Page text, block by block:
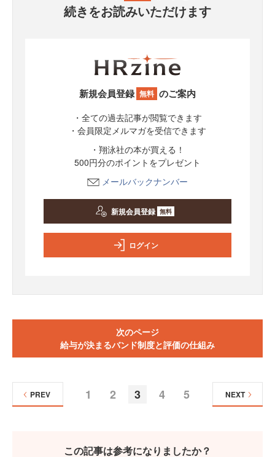
続きをお読みいただけます
新規会員登録 無料 のご案内
・全ての過去記事が閲覧できます
・会員限定メルマガを受信できます
・翔泳社の本が買える！
500円分のポイントをプレゼント
メールバックナンバー
新規会員登録 無料
ログイン
次のページ
給与が決まるバンド制度と評価の仕組み
1 2 3 4 5
PREV NEXT
この記事は参考になりましたか？